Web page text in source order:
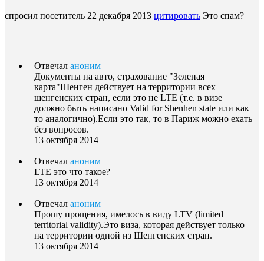
спросил посетитель 22 декабря 2013 цитировать Это спам?
Отвечал аноним
Документы на авто, страхование "Зеленая
карта"Шенген действует на территории всех
шенгенских стран, если это не LTE (т.е. в визе
должно быть написано Valid for Shenhen state или как
то аналогично).Если это так, то в Париж можно ехать
без вопросов.
13 октября 2014
Отвечал аноним
LTE это что такое?
13 октября 2014
Отвечал аноним
Прошу прощения, имелось в виду LTV (limited
territorial validity).Это виза, которая действует только
на территории одной из Шенгенских стран.
13 октября 2014